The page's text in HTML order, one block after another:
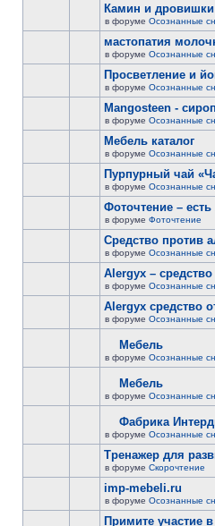
Камин и дровишки
в форуме Осознанные
мастопатия
в форуме Осознанные
Просветление и
в форуме Осознанные
Mangosteen -
в форуме Осознанные
Мебель каталог
в форуме Осознанные
Пурпурный чай
в форуме Осознанные
Фоточтение –
в форуме Фоточтение
Cредство против
в форуме Осознанные
Alergyx –
в форуме Осознанные
Alergyx средство
в форуме Осознанные
Мебель
в форуме Осознанные
Мебель
в форуме Осознанные
Фабрика
в форуме Осознанные
Тренажер для
в форуме Скорочтение
imp-mebeli.ru
в форуме Осознанные
Примите участие